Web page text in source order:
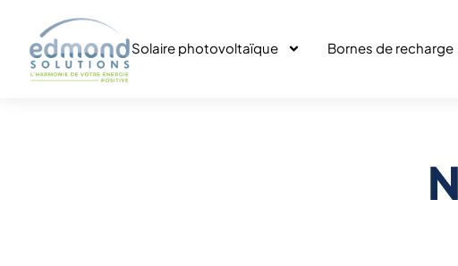
Solaire photovoltaïque Bornes de recharge